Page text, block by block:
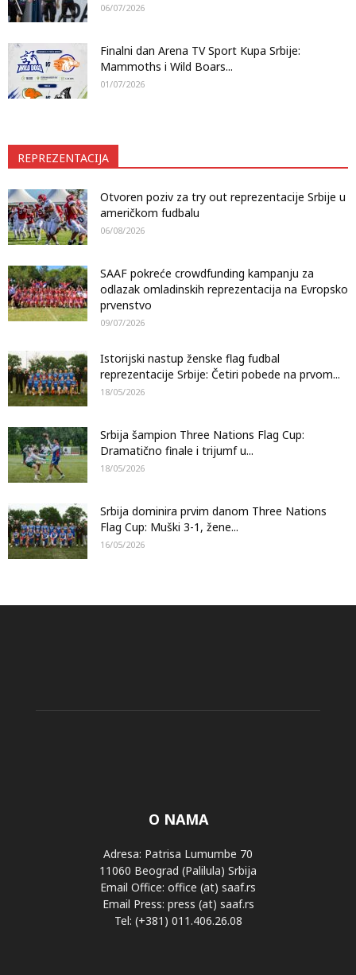
06/07/2026
Finalni dan Arena TV Sport Kupa Srbije:
Mammoths i Wild Boars...
01/07/2026
REPREZENTACIJA
Otvoren poziv za try out reprezentacije Srbije u
američkom fudbalu
06/08/2026
SAAF pokreće crowdfunding kampanju za
odlazak omladinskih reprezentacija na Evropsko
prvenstvo
09/07/2026
Istorijski nastup ženske flag fudbal
reprezentacije Srbije: Četiri pobede na prvom...
18/05/2026
Srbija šampion Three Nations Flag Cup:
Dramatično finale i trijumf u...
18/05/2026
Srbija dominira prvim danom Three Nations
Flag Cup: Muški 3-1, žene...
16/05/2026
O NAMA
Adresa: Patrisa Lumumbe 70
11060 Beograd (Palilula) Srbija
Email Office: office (at) saaf.rs
Email Press: press (at) saaf.rs
Tel: (+381) 011.406.26.08